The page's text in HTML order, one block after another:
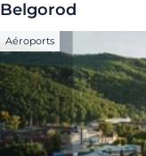
Belgorod
Aéroports